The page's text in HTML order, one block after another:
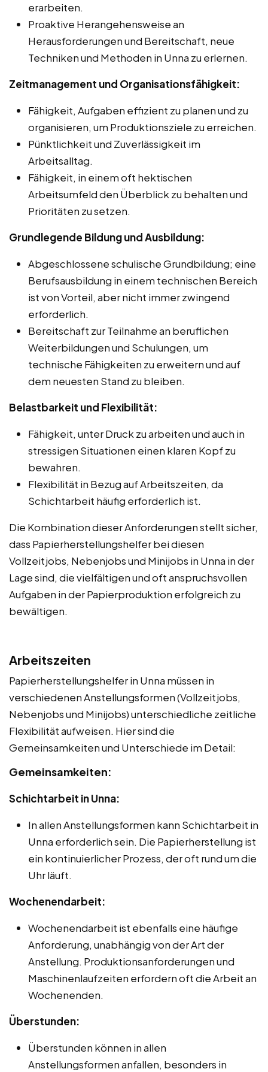
erarbeiten.
Proaktive Herangehensweise an
Herausforderungen und Bereitschaft, neue
Techniken und Methoden in Unna zu erlernen.
Zeitmanagement und Organisationsfähigkeit:
Fähigkeit, Aufgaben effizient zu planen und zu
organisieren, um Produktionsziele zu erreichen.
Pünktlichkeit und Zuverlässigkeit im
Arbeitsalltag.
Fähigkeit, in einem oft hektischen
Arbeitsumfeld den Überblick zu behalten und
Prioritäten zu setzen.
Grundlegende Bildung und Ausbildung:
Abgeschlossene schulische Grundbildung; eine
Berufsausbildung in einem technischen Bereich
ist von Vorteil, aber nicht immer zwingend
erforderlich.
Bereitschaft zur Teilnahme an beruflichen
Weiterbildungen und Schulungen, um
technische Fähigkeiten zu erweitern und auf
dem neuesten Stand zu bleiben.
Belastbarkeit und Flexibilität:
Fähigkeit, unter Druck zu arbeiten und auch in
stressigen Situationen einen klaren Kopf zu
bewahren.
Flexibilität in Bezug auf Arbeitszeiten, da
Schichtarbeit häufig erforderlich ist.
Die Kombination dieser Anforderungen stellt sicher,
dass Papierherstellungshelfer bei diesen
Vollzeitjobs, Nebenjobs und Minijobs in Unna in der
Lage sind, die vielfältigen und oft anspruchsvollen
Aufgaben in der Papierproduktion erfolgreich zu
bewältigen.
Arbeitszeiten
Papierherstellungshelfer in Unna müssen in
verschiedenen Anstellungsformen (Vollzeitjobs,
Nebenjobs und Minijobs) unterschiedliche zeitliche
Flexibilität aufweisen. Hier sind die
Gemeinsamkeiten und Unterschiede im Detail:
Gemeinsamkeiten:
Schichtarbeit in Unna:
In allen Anstellungsformen kann Schichtarbeit in
Unna erforderlich sein. Die Papierherstellung ist
ein kontinuierlicher Prozess, der oft rund um die
Uhr läuft.
Wochenendarbeit:
Wochenendarbeit ist ebenfalls eine häufige
Anforderung, unabhängig von der Art der
Anstellung. Produktionsanforderungen und
Maschinenlaufzeiten erfordern oft die Arbeit an
Wochenenden.
Überstunden:
Überstunden können in allen
Anstellungsformen anfallen, besonders in